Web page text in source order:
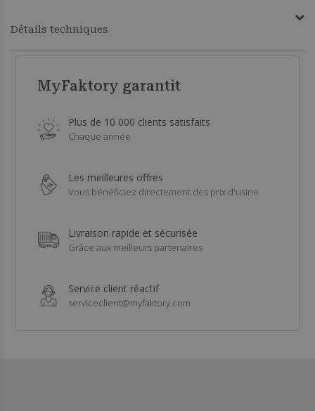
Détails techniques
MyFaktory garantit
Plus de 10 000 clients satisfaits
Chaque année
Les meilleures offres
Vous bénéficiez directement des prix d'usine
Livraison rapide et sécurisée
Grâce aux meilleurs partenaires
Service client réactif
serviceclient@myfaktory.com